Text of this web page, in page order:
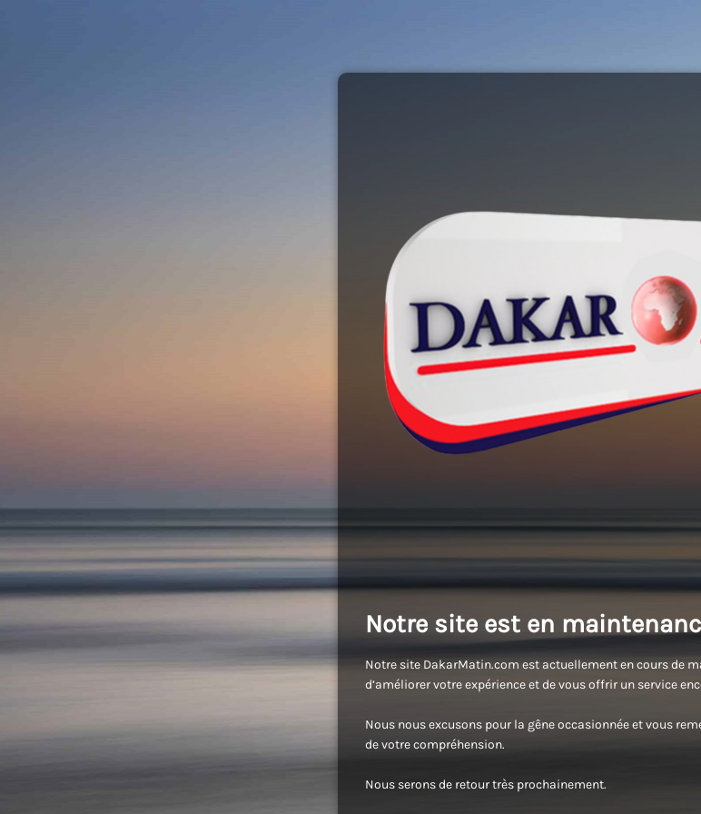
Notre site est en
Notre site DakarMatin.com est actuellement en cours de
d’améliorer votre expérience et de vous offrir un service
Nous nous excusons pour la gêne occasionnée et vous
de votre compréhension.
Nous serons de retour très prochainement.